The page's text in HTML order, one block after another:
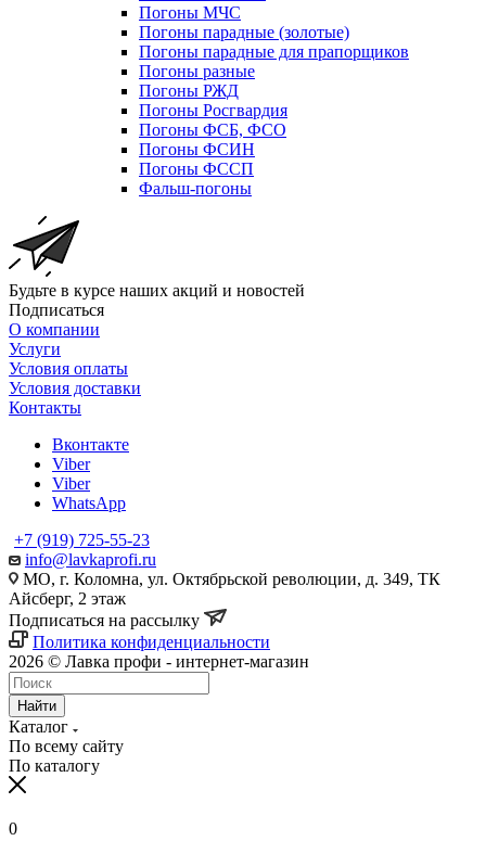
Погоны МЧС
Погоны парадные (золотые)
Погоны парадные для прапорщиков
Погоны разные
Погоны РЖД
Погоны Росгвардия
Погоны ФСБ, ФСО
Погоны ФСИН
Погоны ФССП
Фальш-погоны
Будьте в курсе наших акций и новостей
Подписаться
О компании
Услуги
Условия оплаты
Условия доставки
Контакты
Вконтакте
Viber
Viber
WhatsApp
+7 (919) 725-55-23
info@lavkaprofi.ru
МО, г. Коломна, ул. Октябрьской революции, д. 349, ТК
Айсберг, 2 этаж
Подписаться на рассылку
Политика конфиденциальности
2026 © Лавка профи - интернет-магазин
Найти
Каталог
По всему сайту
По каталогу
0